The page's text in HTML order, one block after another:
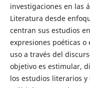
investigaciones en las
Literatura desde
centran sus estudios
expresiones poéticas
uso a través del
objetivo es estimular,
los estudios literarios